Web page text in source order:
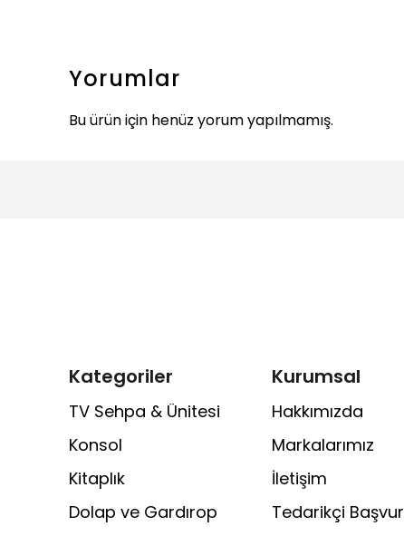
Yorumlar
Bu ürün için henüz yorum yapılmamış.
Kategoriler
TV Sehpa & Ünitesi
Konsol
Kitaplık
Dolap ve Gardırop
Kurumsal
Hakkımızda
Markalarımız
İletişim
Tedarikçi